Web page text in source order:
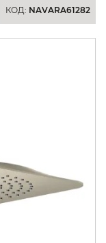
КОД: NAVARA61282